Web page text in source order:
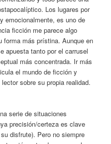
Los lugares por
emocionalmente, es uno de
ficción me parece algo
forma más prístina. Aunque en
apuesta tanto por el carrusel
más concentrada. Ir más
el mundo de ficción y
sobre su propia realidad.
serie de situaciones
precisión/certeza es clave
disfrute). Pero no siempre